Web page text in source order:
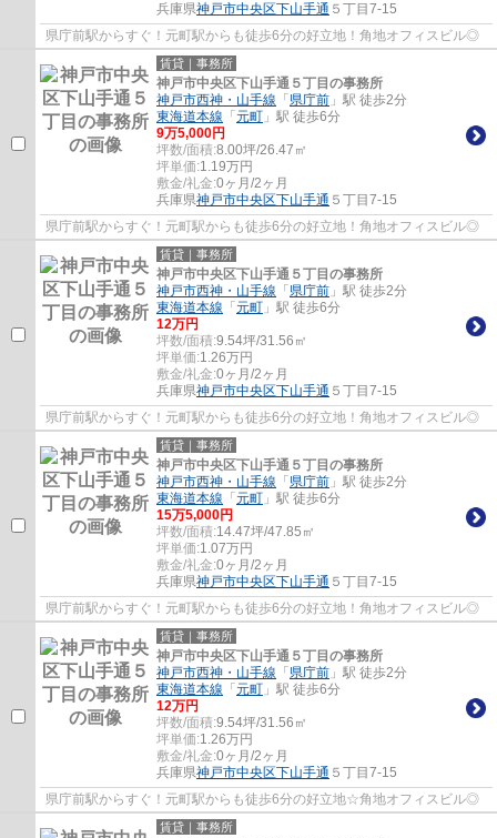
兵庫県神戸市中央区下山手通 ５丁目7-15
県庁前駅からすぐ！元町駅からも徒歩6分の好立地！角地オフィスビル◎
賃貸｜事務所
神戸市中央区下山手通５丁目の事務所
神戸市西神・山手線 「 県庁前 」駅 徒歩2分
東海道本線 「 元町 」駅 徒歩6分
9万5,000円
坪数/面積:8.00坪/26.47㎡
坪単価:1.19万円
敷金/礼金:0ヶ月/2ヶ月
兵庫県神戸市中央区下山手通 ５丁目7-15
県庁前駅からすぐ！元町駅からも徒歩6分の好立地！角地オフィスビル◎
賃貸｜事務所
神戸市中央区下山手通５丁目の事務所
神戸市西神・山手線 「 県庁前 」駅 徒歩2分
東海道本線 「 元町 」駅 徒歩6分
12万円
坪数/面積:9.54坪/31.56㎡
坪単価:1.26万円
敷金/礼金:0ヶ月/2ヶ月
兵庫県神戸市中央区下山手通 ５丁目7-15
県庁前駅からすぐ！元町駅からも徒歩6分の好立地！角地オフィスビル◎
賃貸｜事務所
神戸市中央区下山手通５丁目の事務所
神戸市西神・山手線 「 県庁前 」駅 徒歩2分
東海道本線 「 元町 」駅 徒歩6分
15万5,000円
坪数/面積:14.47坪/47.85㎡
坪単価:1.07万円
敷金/礼金:0ヶ月/2ヶ月
兵庫県神戸市中央区下山手通 ５丁目7-15
県庁前駅からすぐ！元町駅からも徒歩6分の好立地！角地オフィスビル◎
賃貸｜事務所
神戸市中央区下山手通５丁目の事務所
神戸市西神・山手線 「 県庁前 」駅 徒歩2分
東海道本線 「 元町 」駅 徒歩6分
12万円
坪数/面積:9.54坪/31.56㎡
坪単価:1.26万円
敷金/礼金:0ヶ月/2ヶ月
兵庫県神戸市中央区下山手通 ５丁目7-15
県庁前駅からすぐ！元町駅からも徒歩6分の好立地☆角地オフィスビル◎
賃貸｜事務所